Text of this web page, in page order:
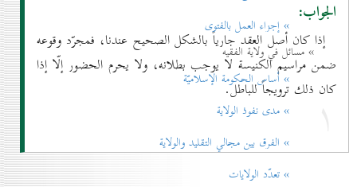
الجواب:
إذا كان أصل العقد جارياً بالشكل الصحيح عندنا، فمجرّد وقوعه
ضمن مراسيم الكنيسة لا يوجب بطلانه، ولا يحرم الحضور إلّا إذا
كان ذلك ترويجاً للباطل.
۱
» إجزاء العمل بالفتوی
» مسائل في ولاية الفقيه
» أساس الحكومة الإسلاميّة
» مدی نفوذ الولاية
» الفرق بين مجالي التقليد والولاية
» تعدّد الولايات